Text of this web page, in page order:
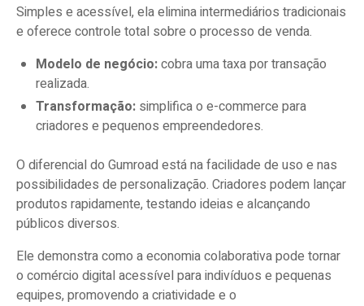
Simples e acessível, ela elimina intermediários tradicionais
e oferece controle total sobre o processo de venda.
Modelo de negócio:cobra uma taxa por transação
realizada.
Transformação: simplifica o e-commerce para
criadores e pequenos empreendedores.
O diferencial do Gumroad está na facilidade de uso e nas
possibilidades de personalização. Criadores podem lançar
produtos rapidamente, testando ideias e alcançando
públicos diversos.
Ele demonstra como a economia colaborativa pode tornar
o comércio digital acessível para indivíduos e pequenas
equipes, promovendo a criatividade e o